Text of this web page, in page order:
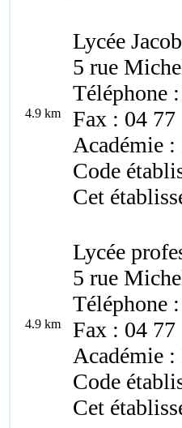
4.9 km
Lycée
5 rue
Téléphone
Fax : 04 77
Académie
Code
Cet
4.9 km
Lycée
5 rue
Téléphone
Fax : 04 77
Académie
Code
Cet